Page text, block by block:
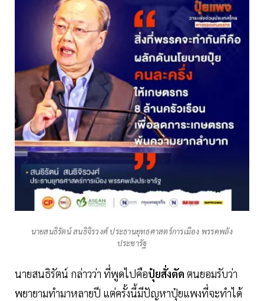
นายสนธิรัตน์ สนธิจิรวงศ์ ประธานยุทธศาสตร์การเมือง พรรคพลัง
ประชารัฐ
นายสนธิรัตน์ กล่าวว่า ที่พูดไปคือปุ๋ยสั่งตัด ตนยอมรับว่า
พยายามทำมาหลายปี แต่ครั้งนี้มีปัญหาปุ๋ยแพงที่จะทำได้